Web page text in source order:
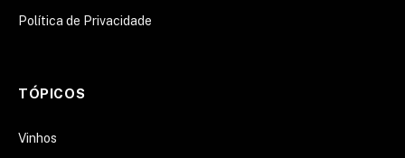
Política de Privacidade
TÓPICOS
Vinhos